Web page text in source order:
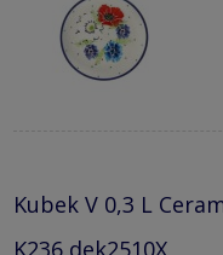
Kubek V 0,3 L
K236 dek2510X